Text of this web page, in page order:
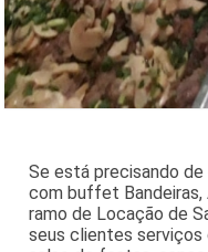
Se está precisando
com buffet Bandeiras,
ramo de Locação de
seus clientes serviços